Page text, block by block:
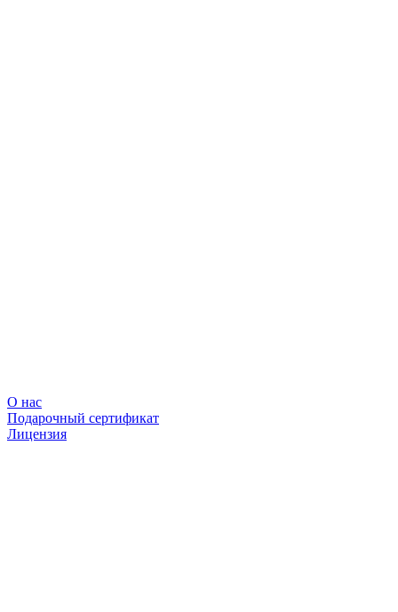
О нас
Подарочный сертификат
Лицензия